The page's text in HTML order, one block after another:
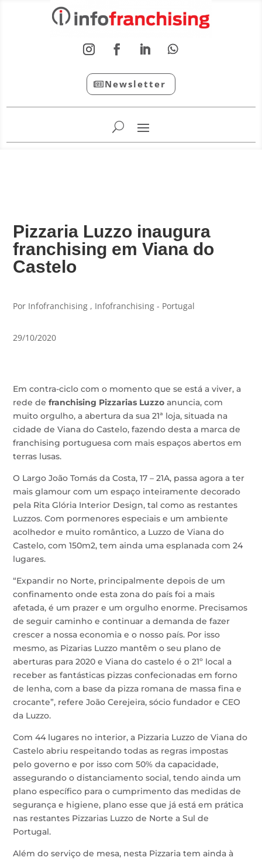
Newsletter
Pizzaria Luzzo inaugura
franchising em Viana do
Castelo
Por Infofranchising , Infofranchising - Portugal
29/10/2020
Em contra-ciclo com o momento que se está a viver, a
rede defranchising Pizzarias Luzzo anuncia, com
muito orgulho, a abertura da sua 21ª loja, situada na
cidade de Viana do Castelo, fazendo desta a marca de
franchising portuguesa com mais espaços abertos em
terras lusas.
O Largo João Tomás da Costa, 17 – 21A, passa agora a ter
mais glamour com um espaço inteiramente decorado
pela Rita Glória Interior Design, tal como as restantes
Luzzos. Com pormenores especiais e um ambiente
acolhedor e muito romântico, a Luzzo de Viana do
Castelo, com 150m2, tem ainda uma esplanada com 24
lugares.
“Expandir no Norte, principalmente depois de um
confinamento onde esta zona do país foi a mais
afetada, é um prazer e um orgulho enorme. Precisamos
de seguir caminho e continuar a demanda de fazer
crescer a nossa economia e o nosso país. Por isso
mesmo, as Pizarias Luzzo mantêm o seu plano de
aberturas para 2020 e Viana do castelo é o 21º local a
receber as fantásticas pizzas confecionadas em forno
de lenha, com a base da pizza romana de massa fina e
crocante”, refere João Cerejeira, sócio fundador e CEO
da Luzzo.
Com 44 lugares no interior, a Pizzaria Luzzo de Viana do
Castelo abriu respeitando todas as regras impostas
pelo governo e por isso com 50% da capacidade,
assegurando o distanciamento social, tendo ainda um
plano específico para o cumprimento das medidas de
segurança e higiene, plano esse que já está em prática
nas restantes Pizzarias Luzzo de Norte a Sul de
Portugal.
Além do serviço de mesa, nesta Pizzaria tem ainda à